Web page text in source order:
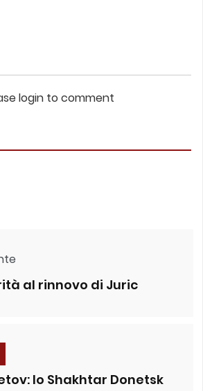
login to comment
al rinnovo di Juric
lo Shakhtar Donetsk